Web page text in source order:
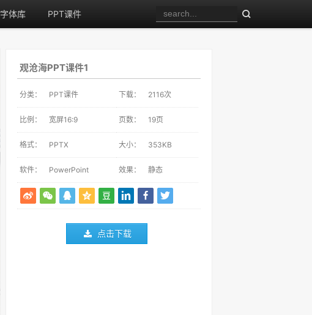
字体库 PPT课件
观沧海PPT课件1
分类： PPT课件 下载： 2116次
比例： 宽屏16:9 页数： 19页
格式： PPTX 大小： 353KB
软件： PowerPoint 效果： 静态
点击下载